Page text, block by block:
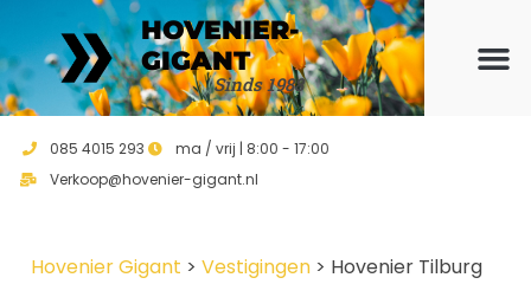
HOVENIER-
GIGANT
Sinds 1988
085 4015 293
ma / vrij | 8:00 - 17:00
Verkoop@hovenier-gigant.nl
Hovenier Gigant > Vestigingen > Hovenier Tilburg